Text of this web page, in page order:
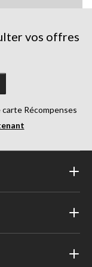
vos offres
carte Récompenses